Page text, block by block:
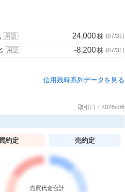
用語 24,000株 (07/31 )
用語 -8,200株 (07/31 )
信用残時系列データを見る
取引日： 2026/8/6
約定 売約定
売買代金合計